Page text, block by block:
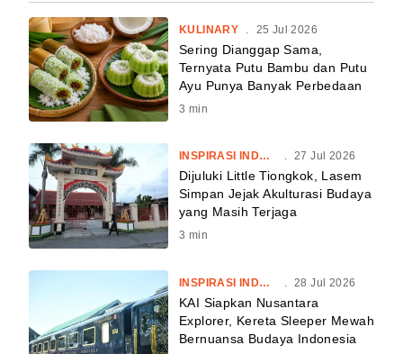
KULINARY . 25 Jul 2026
Sering Dianggap Sama,
Ternyata Putu Bambu dan Putu
Ayu Punya Banyak Perbedaan
3 min
INSPIRASI INDONESIA . 27 Jul 2026
Dijuluki Little Tiongkok, Lasem
Simpan Jejak Akulturasi Budaya
yang Masih Terjaga
3 min
INSPIRASI INDONESIA 28 Jul 2026
KAI Siapkan Nusantara
Explorer, Kereta Sleeper Mewah
Bernuansa Budaya Indonesia